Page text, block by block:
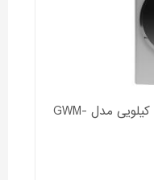
ماشین لباسشویی جی پلاس 9 کیلویی مدل GWM-